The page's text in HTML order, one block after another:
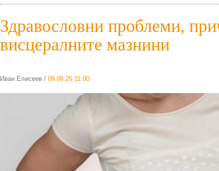
Здравословни проблеми,
висцералните мазнини
Иван Елисеев / 09.06.26 11:00